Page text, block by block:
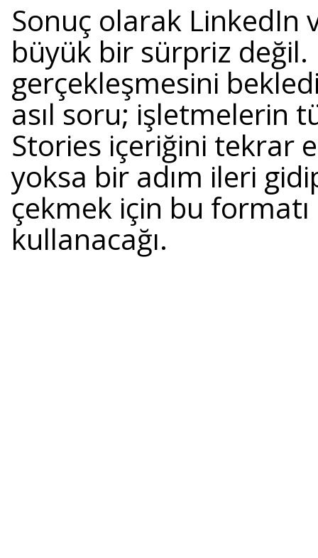
Sonuç olarak LinkedIn
büyük bir sürpriz değil.
gerçekleşmesini
asıl soru; işletmelerin
Stories içeriğini tekrar
yoksa bir adım ileri
çekmek için bu formatı
kullanacağı.